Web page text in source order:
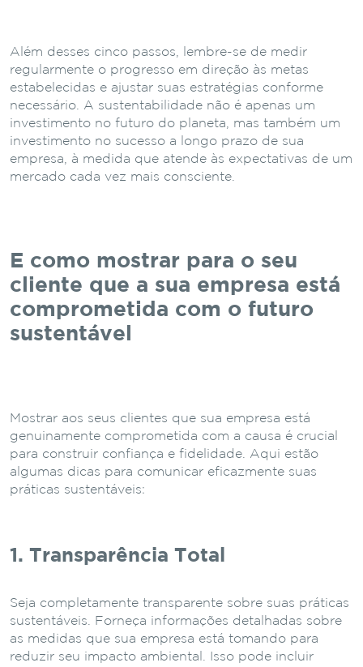
Além desses cinco passos, lembre-se de medir
regularmente o progresso em direção às metas
estabelecidas e ajustar suas estratégias conforme
necessário. A sustentabilidade não é apenas um
investimento no futuro do planeta, mas também um
investimento no sucesso a longo prazo de sua
empresa, à medida que atende às expectativas de um
mercado cada vez mais consciente.
E como mostrar para o seu
cliente que a sua empresa está
comprometida com o futuro
sustentável
Mostrar aos seus clientes que sua empresa está
genuinamente comprometida com a causa é crucial
para construir confiança e fidelidade. Aqui estão
algumas dicas para comunicar eficazmente suas
práticas sustentáveis:
1. Transparência Total
Seja completamente transparente sobre suas práticas
sustentáveis. Forneça informações detalhadas sobre
as medidas que sua empresa está tomando para
reduzir seu impacto ambiental. Isso pode incluir